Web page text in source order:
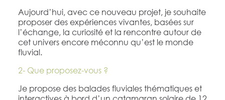
Aujourd’hui, avec ce nouveau projet, je souhaite
proposer des expériences vivantes, basées sur
l’échange, la curiosité et la rencontre autour de
cet univers encore méconnu qu’est le monde
fluvial.
2- Que proposez-vous ?
Je propose des balades fluviales thématiques et